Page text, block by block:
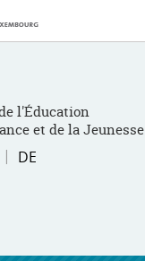
l'Éducation
et de la Jeunesse
DE